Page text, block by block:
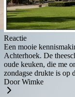
Reactie
Een mooie
Achterhoek. De
oude keuken, die me
zondagse drukte is op
Door Wimke